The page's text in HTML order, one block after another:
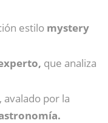
estilo mystery
que analiza
por la